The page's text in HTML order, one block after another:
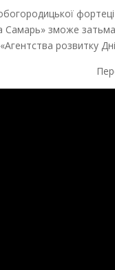
Самарь» зможе
«Агентства розвитку